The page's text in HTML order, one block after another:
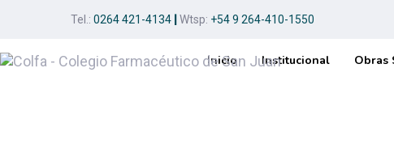
primary
Tel.: 0264 421-4134 Wtsp: +54 9 264-410-1550
Inicio Institucional Obras